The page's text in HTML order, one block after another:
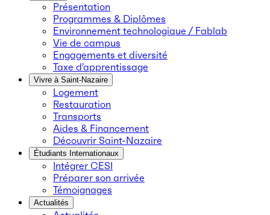
Présentation
Programmes & Diplômes
Environnement technologique / Fablab
Vie de campus
Engagements et diversité
Taxe d’apprentissage
Vivre à Saint-Nazaire
Logement
Restauration
Transports
Aides & Financement
Découvrir Saint-Nazaire
Étudiants Internationaux
Intégrer CESI
Préparer son arrivée
Témoignages
Actualités